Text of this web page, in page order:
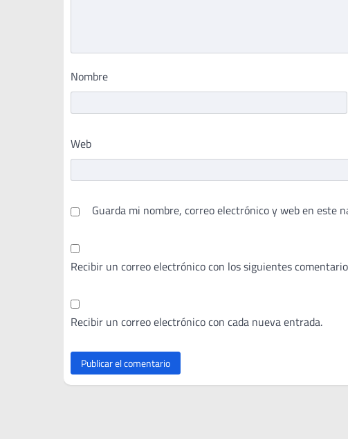
Nombre
Web
Guarda mi nombre, correo electrónico y web en este
Recibir un correo electrónico con los siguientes
Recibir un correo electrónico con cada nueva entrada.